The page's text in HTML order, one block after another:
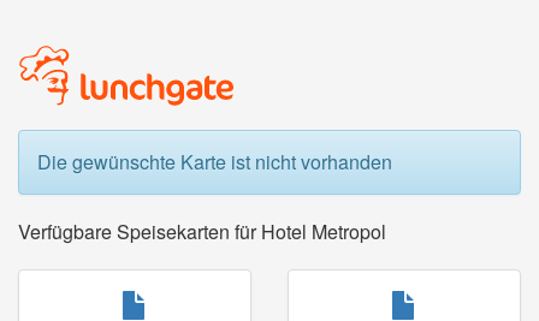
Die gewünschte Karte ist nicht vorhanden
Verfügbare Speisekarten für Hotel Metropol